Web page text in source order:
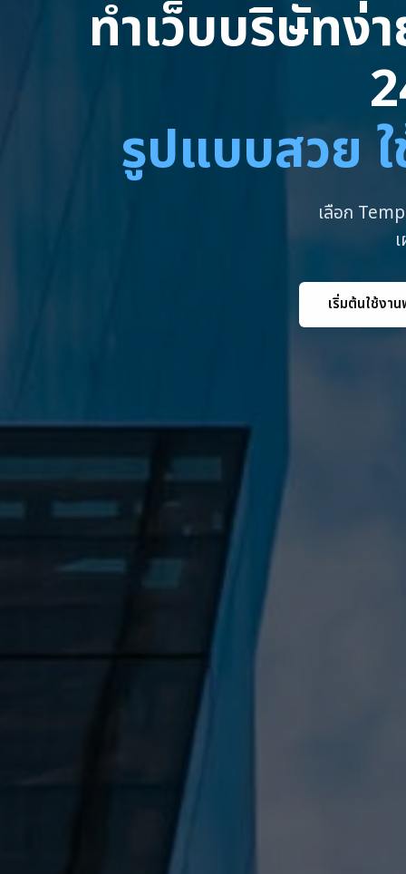
ทำเว็บบริษัทง่
รูปแบบสวย
เลือก
เริ่มต้นใช้งา